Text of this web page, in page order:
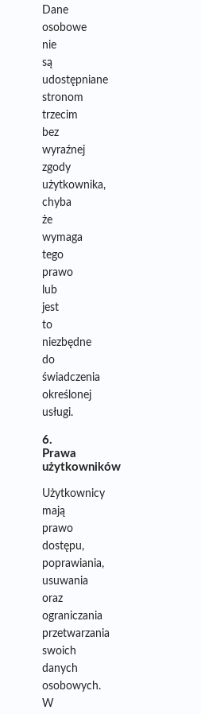
Dane
osobowe
nie
są
udostępniane
stronom
trzecim
bez
wyraźnej
zgody
użytkownika,
chyba
że
wymaga
tego
prawo
lub
jest
to
niezbędne
do
świadczenia
określonej
usługi.
6.
Prawa
użytkowników
Użytkownicy
mają
prawo
dostępu,
poprawiania,
usuwania
oraz
ograniczania
przetwarzania
swoich
danych
osobowych.
W